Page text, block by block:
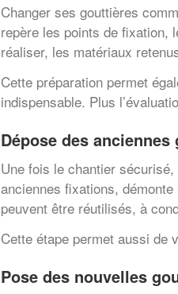
Changer ses gouttières
repère les points de fixation,
réaliser, les matériaux
Cette préparation permet
indispensable. Plus
Dépose des
Une fois le chantier
anciennes fixations,
peuvent être réutilisés, à
Cette étape permet aussi de
Pose des nouvelles